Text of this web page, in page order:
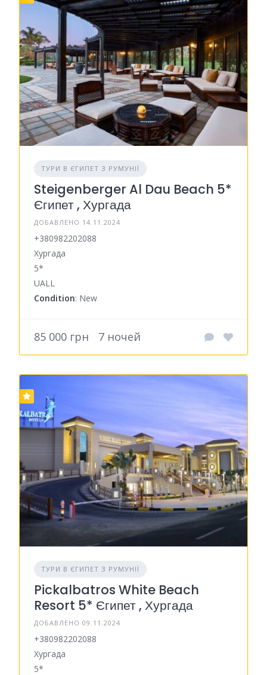
ТУРИ В ЄГИПЕТ З РУМУНІЇ
Steigenberger Al Dau Beach 5*
Єгипет , Хургада
ДОБАВЛЕНО 14.11.2024
+380982202088
Хургада
5*
UALL
Condition: New
85 000 грн 7 ночей
ТУРИ В ЄГИПЕТ З РУМУНІЇ
Pickalbatros White Beach
Resort 5* Єгипет , Хургада
ДОБАВЛЕНО 09.11.2024
+380982202088
Хургада
5*